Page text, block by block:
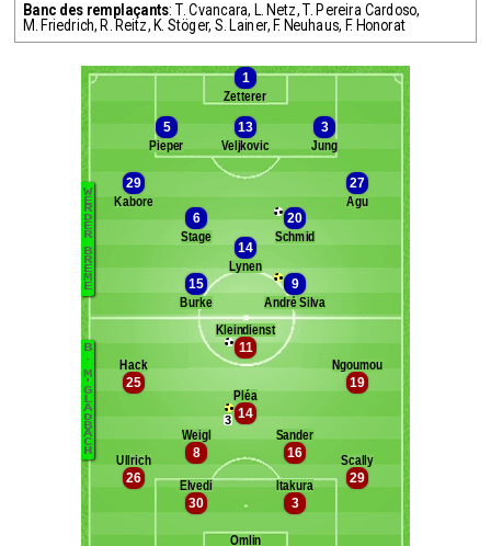
Banc des remplaçants: T. Cvancara, L. Netz,T. Pereira Cardoso,
M. Friedrich, R. Reitz, K. Stöger, S. Lainer, F. Neuhaus, F. Honorat